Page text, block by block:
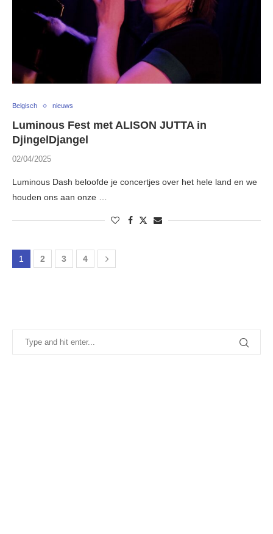
Belgisch nieuws
Luminous Fest met ALISON JUTTA in
DjingelDjangel
02/04/2025
Luminous Dash beloofde je concertjes over het hele land en we
houden ons aan onze …
1 2 3 4